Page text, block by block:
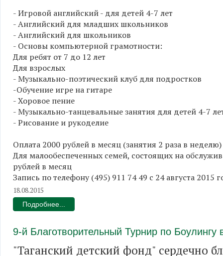
- Игровой английский - для детей 4-7 лет
- Английский для младших школьников
- Английский для школьников
- Основы компьютерной грамотности:
Для ребят от 7 до 12 лет
Для взрослых
- Музыкально-поэтический клуб для подростков
-Обучение игре на гитаре
- Хоровое пение
- Музыкально-танцевальные занятия для детей 4-7
- Рисование и рукоделие
Оплата 2000 рублей в месяц (занятия 2 раза в неделю)
Для малообеспеченных семей, состоящих на
рублей в месяц
Запись по телефону (495) 911 74 49 с 24 августа 2015
18.08.2015
Подробнее...
9-й Благотворительный Турнир по
"Таганский детский фонд" сердечно